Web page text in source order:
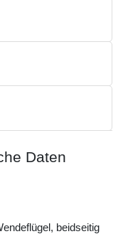
Daten
beidseitig